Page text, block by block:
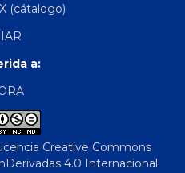
(cátalogo)
a:
Creative Commons
4.0 Internacional.